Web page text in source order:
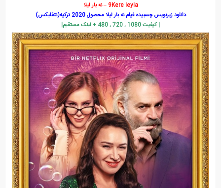
هنوز هفده سالشه شربت زغال اخته
عشق احتمالی قانون طبیعت
9Kere leyla – نه بار لیلا
دانلود زیرنویس چسبیده فیلم نه بار لیلا محصول 2020 ترکیه(نتفلیکس)
| کیفیت 1080 , 720 , 480 + لینک مستقیم|